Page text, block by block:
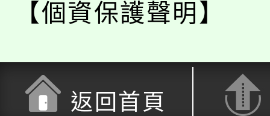
【個資保護聲明】
返回首頁